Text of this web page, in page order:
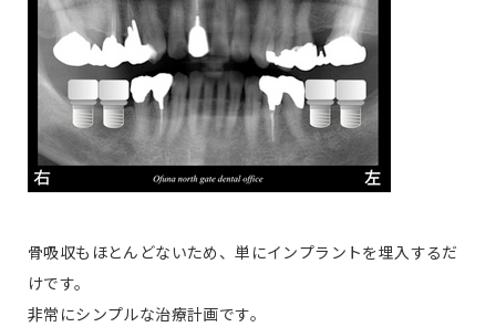
骨吸収もほとんどないため、単にインプラントを埋入するだ
けです。
非常にシンプルな治療計画です。